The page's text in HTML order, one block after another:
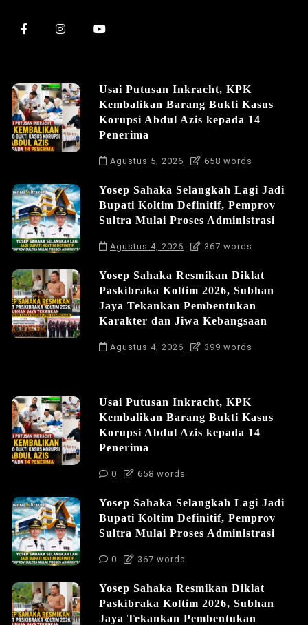
Usai Putusan Inkracht, KPK
Kembalikan Barang Bukti Kasus
Korupsi Abdul Azis kepada 14
Penerima
Agustus 5, 2026 658 words
Yosep Sahaka Selangkah Lagi Jadi
Bupati Koltim Definitif, Pemprov
Sultra Mulai Proses Administrasi
Agustus 4, 2026 367 words
Yosep Sahaka Resmikan Diklat
Paskibraka Koltim 2026, Subhan
Jaya Tekankan Pembentukan
Karakter dan Jiwa Kebangsaan
Agustus 4, 2026 399 words
Usai Putusan Inkracht, KPK
Kembalikan Barang Bukti Kasus
Korupsi Abdul Azis kepada 14
Penerima
0 658 words
Yosep Sahaka Selangkah Lagi Jadi
Bupati Koltim Definitif, Pemprov
Sultra Mulai Proses Administrasi
0 367 words
Yosep Sahaka Resmikan Diklat
Paskibraka Koltim 2026, Subhan
Jaya Tekankan Pembentukan